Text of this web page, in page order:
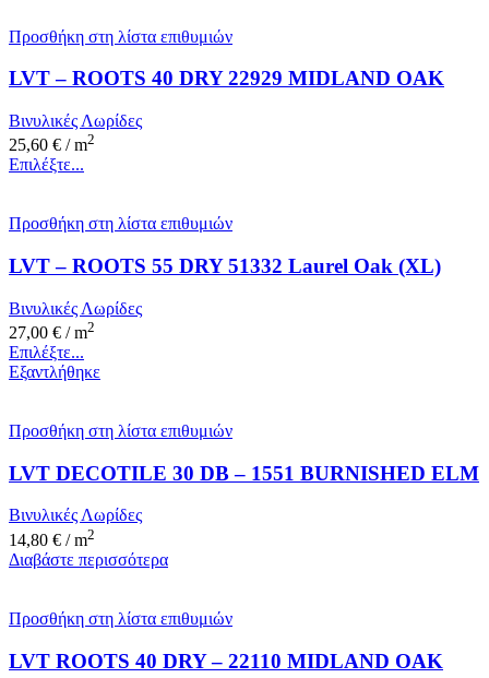
Προσθήκη στη λίστα επιθυμιών
LVT – ROOTS 40 DRY 22929 MIDLAND OAK
Βινυλικές Λωρίδες
25,60 € / m2
Επιλέξτε...
Προσθήκη στη λίστα επιθυμιών
LVT – ROOTS 55 DRY 51332 Laurel Oak (XL)
Βινυλικές Λωρίδες
27,00 € / m2
Επιλέξτε...
Εξαντλήθηκε
Προσθήκη στη λίστα επιθυμιών
LVT DECOTILE 30 DB – 1551 BURNISHED ELM
Βινυλικές Λωρίδες
14,80 € / m2
Διαβάστε περισσότερα
Προσθήκη στη λίστα επιθυμιών
LVT ROOTS 40 DRY – 22110 MIDLAND OAK